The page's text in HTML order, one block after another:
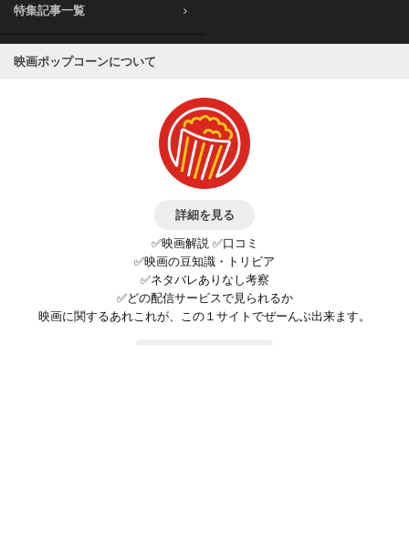
特集記事一覧
映画ポップコーンについて
詳細を見る
✅映画解説 ✅口コミ
✅映画の豆知識・トリビア
✅ネタバレありなし考察
✅どの配信サービスで見られるか
映画に関するあれこれが、この１サイトでぜーんぶ出来ます。